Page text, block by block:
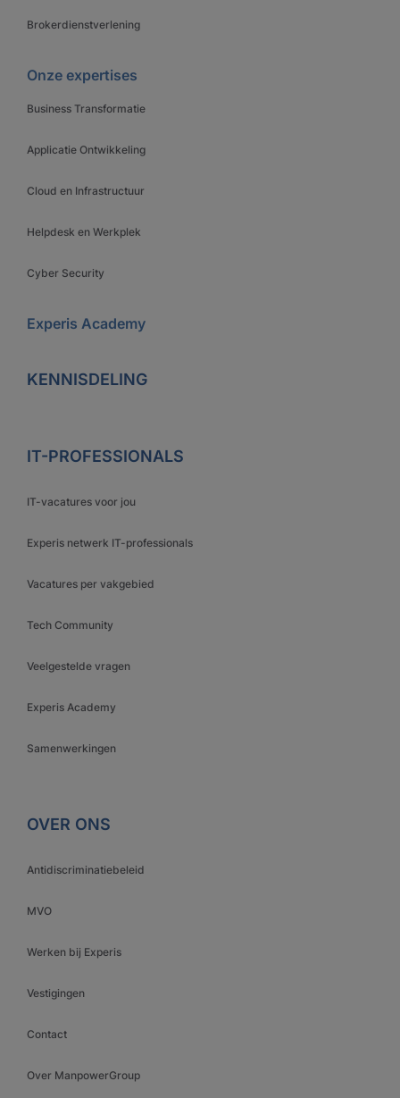
Brokerdienstverlening
Onze expertises
Business Transformatie
Applicatie Ontwikkeling
Cloud en Infrastructuur
Helpdesk en Werkplek
Cyber Security
Experis Academy
KENNISDELING
IT-PROFESSIONALS
IT-vacatures voor jou
Experis netwerk IT-professionals
Vacatures per vakgebied
Tech Community
Veelgestelde vragen
Experis Academy
Samenwerkingen
OVER ONS
Antidiscriminatiebeleid
MVO
Werken bij Experis
Vestigingen
Contact
Over ManpowerGroup